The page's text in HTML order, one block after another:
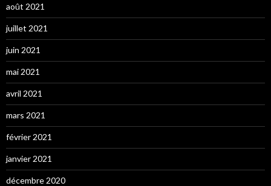
août 2021
juillet 2021
juin 2021
mai 2021
avril 2021
mars 2021
février 2021
janvier 2021
décembre 2020